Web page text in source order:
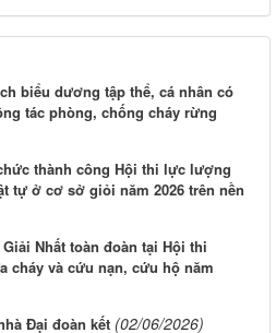
biểu dương tập thể, cá nhân có
tác phòng, chống cháy rừng
thành công Hội thi lực lượng
tự ở cơ sở giỏi năm 2026 trên nền
Nhất toàn đoàn tại Hội thi
cháy và cứu nạn, cứu hộ năm
Đại đoàn kết (02/06/2026)